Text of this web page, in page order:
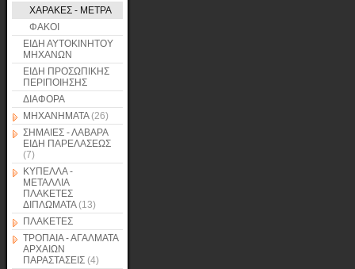
ΧΑΡΑΚΕΣ - ΜΕΤΡΑ
ΦΑΚΟΙ
ΕΙΔΗ ΑΥΤΟΚΙΝΗΤΟΥ
ΜΗΧΑΝΩΝ
ΕΙΔΗ ΠΡΟΣΩΠΙΚΗΣ
ΠΕΡΙΠΟΙΗΣΗΣ
ΔΙΑΦΟΡΑ
ΜΗΧΑΝΗΜΑΤΑ(26)
ΣΗΜΑΙΕΣ - ΛΑΒΑΡΑ
ΕΙΔΗ ΠΑΡΕΛΑΣΕΩΣ
(7)
ΚΥΠΕΛΛΑ -
ΜΕΤΑΛΛΙΑ
ΠΛΑΚΕΤΕΣ
ΔΙΠΛΩΜΑΤΑ(13)
ΠΛΑΚΕΤΕΣ
ΤΡΟΠΑΙΑ - ΑΓΑΛΜΑΤΑ
ΑΡΧΑΙΩΝ
ΠΑΡΑΣΤΑΣΕΙΣ (4)